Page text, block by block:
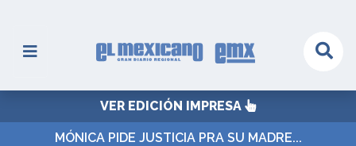
VER EDICIÓN IMPRESA
MÓNICA PIDE JUSTICIA PRA SU MADRE...